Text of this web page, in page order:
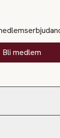
Bli medlem